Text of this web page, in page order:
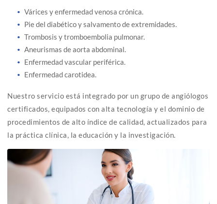
Várices y enfermedad venosa crónica.
Pie del diabético y salvamento de extremidades.
Trombosis y tromboembolia pulmonar.
Aneurismas de aorta abdominal.
Enfermedad vascular periférica.
Enfermedad carotidea.
Nuestro servicio está integrado por un grupo de angiólogos
certificados, equipados con alta tecnología y el dominio de
procedimientos de alto índice de calidad, actualizados para
la práctica clínica, la educación y la investigación.